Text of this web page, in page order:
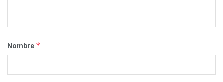
Nombre *